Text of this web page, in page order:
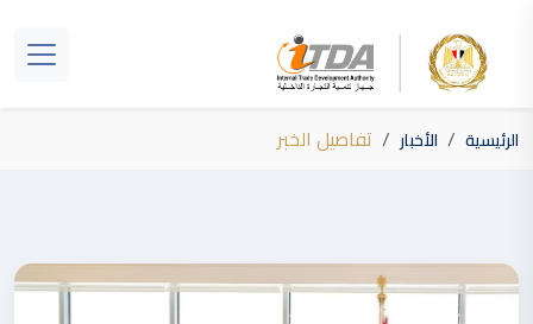
الرئيسية الأخبار تفاصيل الخبر